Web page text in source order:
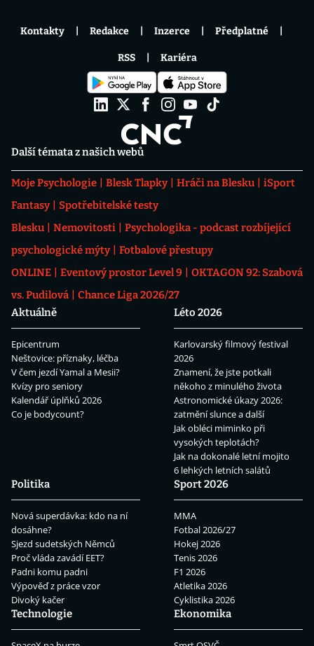
Další témata z našich webů
Moje Psychologie Blesk Tlapky Hráči na Blesku
iSport
Fantasy
Spotřebitelské testy
Blesku
Nemovitosti
Psychologika - podcast rozbíjející
psychologické mýty
Fotbalové přestupy
ONLINE
Eventový prostor Level 9
OKTAGON 92: Szabová
vs. Pudilová
Chance Liga 2026/27
Aktuálně
Epicentrum
Neštovice: příznaky, léčba
V čem jezdí Yamal a Mesii?
Kvízy pro seniory
Kalendář úplňků 2026
Co je bodycount?
Léto 2026
Karlovarský filmový festival
2026
Znamení, že jste potkali
někoho z minulého života
Astronomické úkazy 2026:
zatmění slunce a další
Jak obléci miminko při
vysokých teplotách?
Jak na dokonalé letní mojito
6 lehkých letních salátů
Politika
Nová superdávka: kdo na ní
dosáhne?
Sjezd sudetských Němců
Proč vláda zavádí EET?
Padni komu padni
Výpověď z práce vzor
Divoký kačer
Sport 2026
MMA
Fotbal 2026/27
Hokej 2026
Tenis 2026
F1 2026
Atletika 2026
Cyklistika 2026
Technologie
Ekonomika
Kontakty Redakce Inzerce Předplatné
RSS Kariéra